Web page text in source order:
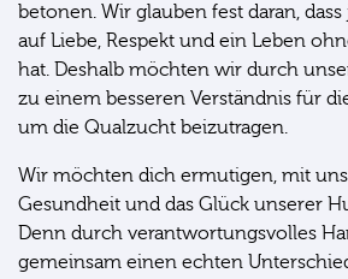
betonen. Wir glauben fest daran,
auf Liebe, Respekt und ein Leben
hat. Deshalb möchten wir durch
zu einem besseren Verständnis für
um die Qualzucht beizutragen.
Wir möchten dich ermutigen, mit
Gesundheit und das Glück unserer
Denn durch verantwortungsvolles
gemeinsam einen echten